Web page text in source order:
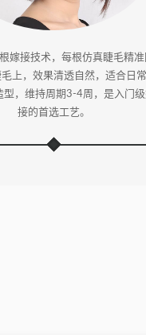
嫁接技术，每根仿真睫毛精准
上，效果清透自然，适合日
型，维持周期3-4周，是入门
接的首选工艺。